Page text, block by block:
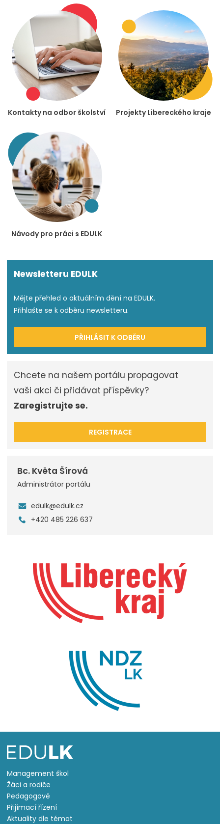
Kontakty na odbor školství Projekty Libereckého kraje
Návody pro práci s EDULK
Newsletteru EDULK
Mějte přehled o aktuálním dění na EDULK.
Přihlašte se k odběru newsletteru.
PŘIHLÁSIT K ODBĚRU
Chcete na našem portálu propagovat
vaši akci či přidávat příspěvky?
Zaregistrujte se.
REGISTRACE
Bc. Květa Šírová
Administrátor portálu
edulk@edulk.cz
+420 485 226 637
Management škol
Žáci a rodiče
Pedagogové
Přijímací řízení
Aktuality dle témat